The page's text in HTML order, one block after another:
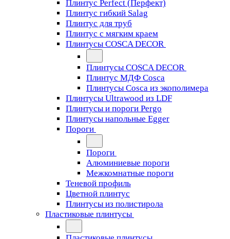
Плинтус Perfect (Перфект)
Плинтус гибкий Salag
Плинтус для труб
Плинтус с мягким краем
Плинтусы COSCA DECOR
Плинтусы COSCA DECOR
Плинтус МДФ Cosca
Плинтусы Cosca из экополимера
Плинтусы Ultrawood из LDF
Плинтусы и пороги Pergo
Плинтусы напольные Egger
Пороги
Пороги
Алюминиевые пороги
Межкомнатные пороги
Теневой профиль
Цветной плинтус
Плинтусы из полистирола
Пластиковые плинтусы